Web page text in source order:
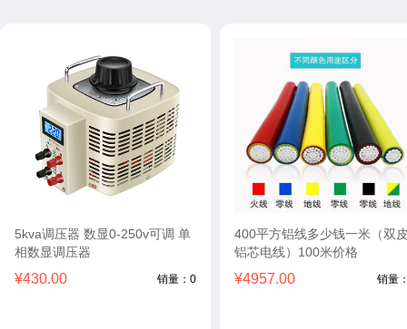
5kva调压器 数显0-250v可调 单
相数显调压器
¥430.00 销量：0
400平方铝线多少钱一米（双
铝芯电线）100米价格
¥4957.00 销量